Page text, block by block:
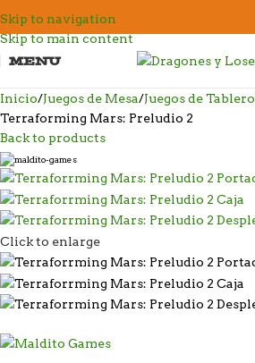
Skip to navigation
Skip to main content
MENU
Inicio Juegos de Mesa Juegos de Tablero
Terraforming Mars: Preludio 2
Back to products
Click to enlarge